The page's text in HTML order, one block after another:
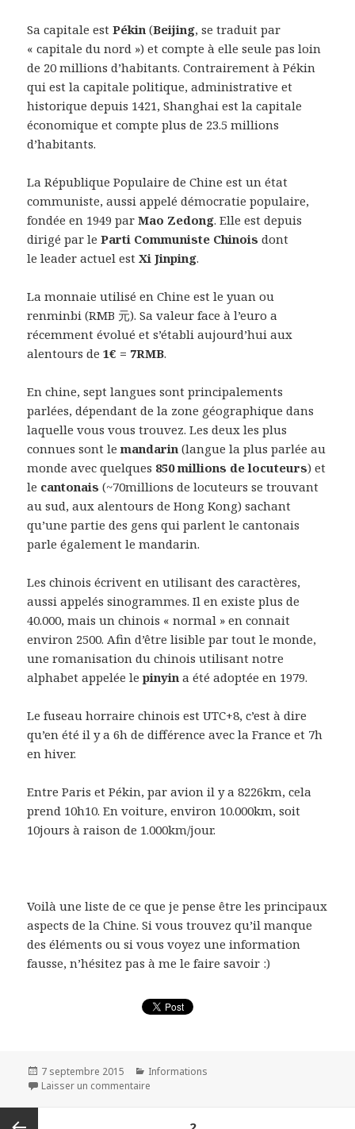
Sa capitale estPékin (Beijing, se traduit par
« capitale du nord ») et compte à elle seule pas loin
de 20 millions d’habitants. Contrairement à Pékin
qui est la capitale politique, administrative et
historique depuis 1421, Shanghai est la capitale
économique et compte plus de 23.5 millions
d’habitants.
La République Populaire de Chine est un état
communiste, aussi appelé démocratie populaire,
fondée en 1949 parMao Zedong. Elle est depuis
dirigé par leParti Communiste Chinois dont
le leader actuel estXi Jinping.
La monnaie utilisé en Chine est le yuan ou
renminbi (RMB 元). Sa valeur face à l’euro a
récemment évolué et s’établi aujourd’hui aux
alentours de1€ = 7RMB.
En chine, sept langues sont principalements
parlées, dépendant de la zone géographique dans
laquelle vous vous trouvez. Les deux les plus
connues sont lemandarin (langue la plus parlée au
monde avec quelques 850 millions de locuteurs) et
le cantonais (~70millions de locuteurs se trouvant
au sud, aux alentours de Hong Kong) sachant
qu’une partie des gens qui parlent le cantonais
parle également le mandarin.
Les chinois écrivent en utilisant des caractères,
aussi appelés sinogrammes. Il en existe plus de
40.000, mais un chinois « normal » en connait
environ 2500. Afin d’être lisible par tout le monde,
une romanisation du chinois utilisant notre
alphabet appelée lepinyin a été adoptée en 1979.
Le fuseau horraire chinois est UTC+8, c’est à dire
qu’en été il y a 6h de différence avec la France et 7h
en hiver.
Entre Paris et Pékin, par avion il y a 8226km, cela
prend 10h10. En voiture, environ 10.000km, soit
10jours à raison de 1.000km/jour.
Voilà une liste de ce que je pense être les principaux
aspects de la Chine. Si vous trouvez qu’il manque
des éléments ou si vous voyez une information
fausse, n’hésitez pas à me le faire savoir :)
Publié
le
7 septembre 2015 Catégories
Informations
Laisser un commentaire